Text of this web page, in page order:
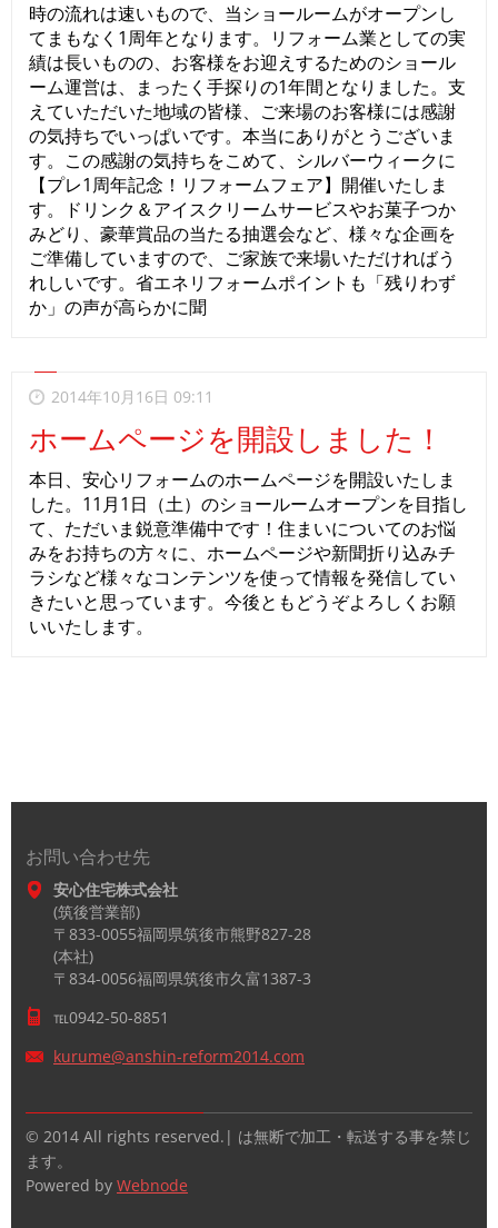
時の流れは速いもので、当ショールームがオープンし
てまもなく1周年となります。リフォーム業としての実
績は長いものの、お客様をお迎えするためのショール
ーム運営は、まったく手探りの1年間となりました。支
えていただいた地域の皆様、ご来場のお客様には感謝
の気持ちでいっぱいです。本当にありがとうございま
す。この感謝の気持ちをこめて、シルバーウィークに
【プレ1周年記念！リフォームフェア】開催いたしま
す。ドリンク＆アイスクリームサービスやお菓子つか
みどり、豪華賞品の当たる抽選会など、様々な企画を
ご準備していますので、ご家族で来場いただければう
れしいです。省エネリフォームポイントも「残りわず
か」の声が高らかに聞
2014年10月16日 09:11
ホームページを開設しました！
本日、安心リフォームのホームページを開設いたしま
した。11月1日（土）のショールームオープンを目指し
て、ただいま鋭意準備中です！住まいについてのお悩
みをお持ちの方々に、ホームページや新聞折り込みチ
ラシなど様々なコンテンツを使って情報を発信してい
きたいと思っています。今後ともどうぞよろしくお願
いいたします。
お問い合わせ先
安心住宅株式会社
(筑後営業部)
〒833-0055福岡県筑後市熊野827-28
(本社)
〒834-0056福岡県筑後市久富1387-3
℡0942-50-8851
kurume@anshin-reform2014.com
© 2014 All rights reserved.| は無断で加工・転送する事を禁じ
ます。
Powered by Webnode